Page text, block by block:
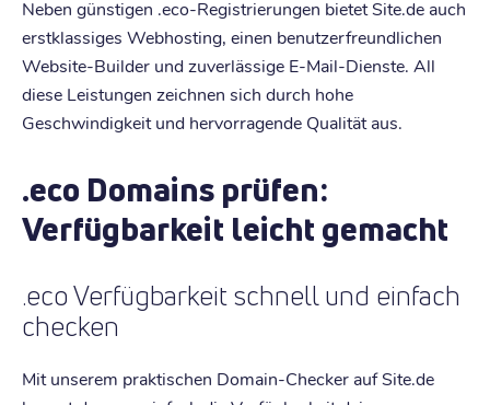
Neben günstigen .eco-Registrierungen bietet Site.de auch
erstklassiges Webhosting, einen benutzerfreundlichen
Website-Builder und zuverlässige E-Mail-Dienste. All
diese Leistungen zeichnen sich durch hohe
Geschwindigkeit und hervorragende Qualität aus.
.eco Domains prüfen:
Verfügbarkeit leicht gemacht
.eco Verfügbarkeit schnell und einfach
checken
Mit unserem praktischen Domain-Checker auf Site.de